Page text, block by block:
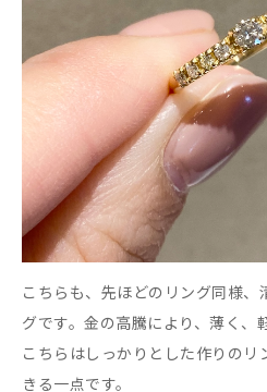
こちらも、先ほどのリング同様
グです。金の高騰により、薄く、
こちらはしっかりとした作りのリ
きる一点です。